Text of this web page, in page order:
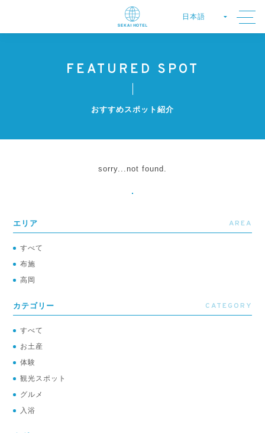
FEATURED SPOT
おすすめスポット紹介
sorry...not found.
エリア AREA
すべて
布施
高岡
カテゴリー CATEGORY
すべて
お土産
体験
観光スポット
グルメ
入浴